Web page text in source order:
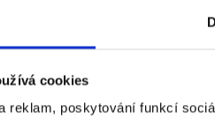
cookies
reklam, poskytování funkcí
Ke stažení (0)